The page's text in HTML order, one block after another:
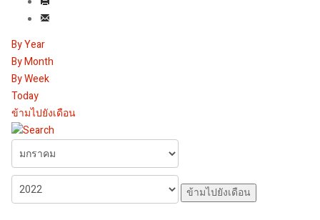
By Year
By Month
By Week
Today
ข้ามไปยังเดือน
ข้ามไปยังเดือน